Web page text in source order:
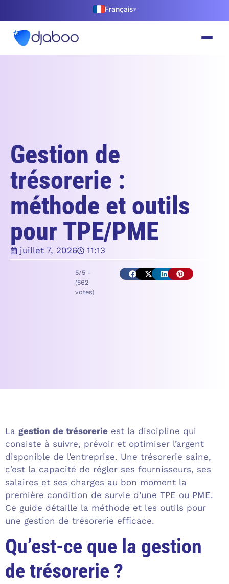
Français▾
Gestion de
trésorerie :
méthode et outils
pour TPE/PME
juillet 7, 2026 11:13
5/5 -
(562
votes)
La gestion de trésorerie est la discipline qui
consiste à suivre, prévoir et optimiser l’argent
disponible de l’entreprise. Une trésorerie saine,
c’est la capacité de régler ses fournisseurs, ses
salaires et ses charges au bon moment la
première condition de survie d’une TPE ou PME.
Ce guide détaille la méthode et les outils pour
une gestion de trésorerie efficace.
Qu’est-ce que la gestion
de trésorerie ?